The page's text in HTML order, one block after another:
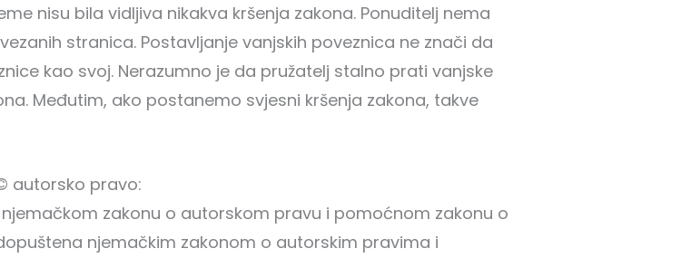
nisu bila vidljiva nikakva kršenja zakona. Ponuditelj nema
stranica. Postavljanje vanjskih poveznica ne znači da
kao svoj. Nerazumno je da pružatelj stalno prati vanjske
Međutim, ako postanemo svjesni kršenja zakona, takve
autorsko pravo:
zakonu o autorskom pravu i pomoćnom zakonu o
njemačkim zakonom o autorskim pravima i